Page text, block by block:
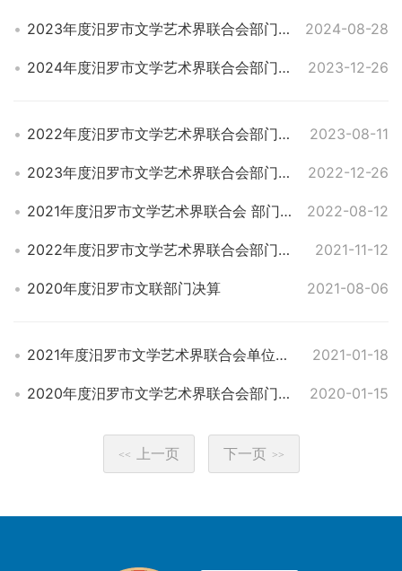
2023年度汨罗市文学艺术界联合会部门决算 2024-08-28
2024年度汨罗市文学艺术界联合会部门预算 2023-12-26
2022年度汨罗市文学艺术界联合会部门决算 2023-08-11
2023年度汨罗市文学艺术界联合会部门预算 2022-12-26
2021年度汨罗市文学艺术界联合会 部门决算 2022-08-12
2022年度汨罗市文学艺术界联合会部门预算 2021-11-12
2020年度汨罗市文联部门决算 2021-08-06
2021年度汨罗市文学艺术界联合会单位预算 2021-01-18
2020年度汨罗市文学艺术界联合会部门预算 2020-01-15
<< 上一页 下一页 >>